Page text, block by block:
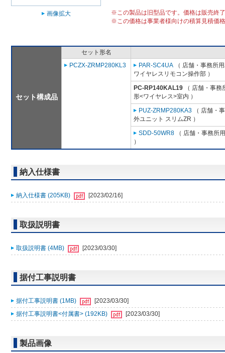
画像拡大
※この製品は旧型品です。価格は販売終
※この価格は事業者様向けの積算見積価
セット構成品
セット形名
PCZX-ZRMP280KL3
PAR-SC4UA （ 店舗・事務所
ワイヤレスリモコン操作部 ）
PC-RP140KAL19 （ 店舗・事
形<ワイヤレス>室内 ）
PUZ-ZRMP280KA3 （ 店舗・
外ユニット スリムZR ）
SDD-50WR8 （ 店舗・事務所
）
納入仕様書
納入仕様書 (205KB) [2023/02/16]
取扱説明書
取扱説明書 (4MB) [2023/03/30]
据付工事説明書
据付工事説明書 (1MB)
[2023/03/30]
据付工事説明書<付属書> (192KB)
[2023/03/30]
製品画像